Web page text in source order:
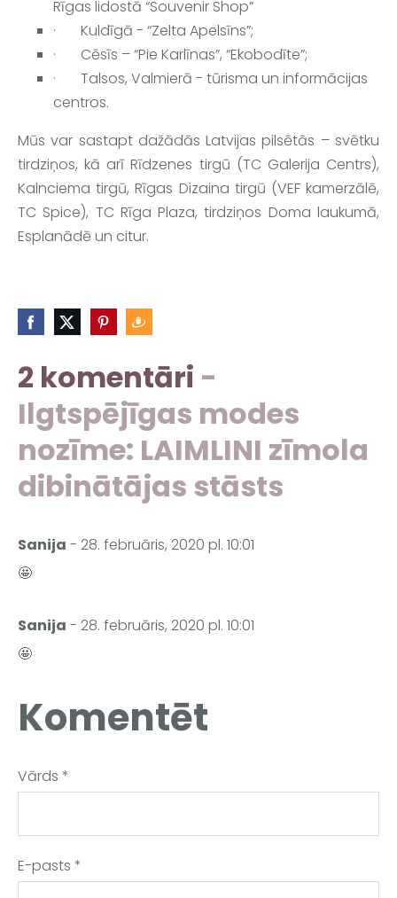
Rīgas lidostā “Souvenir Shop”
·
Kuldīgā - “Zelta Apelsīns”;
·
Cēsīs – “Pie Karlīnas”, “Ekobodīte”;
·
Talsos, Valmierā - tūrisma un informācijas
centros.
Mūs var sastapt dažādās Latvijas pilsētās – svētku
tirdziņos, kā arī Rīdzenes tirgū (TC Galerija Centrs),
Kalnciema tirgū, Rīgas Dizaina tirgū (VEF kamerzālē,
TC Spice), TC Rīga Plaza, tirdziņos Doma laukumā,
Esplanādē un citur.
2 komentāri -
Ilgtspējīgas modes
nozīme: LAIMLINI zīmola
dibinātājas stāsts
Sanija - 28. februāris, 2020 pl. 10:01
🤩
Sanija - 28. februāris, 2020 pl. 10:01
🤩
Komentēt
Vārds *
E-pasts *